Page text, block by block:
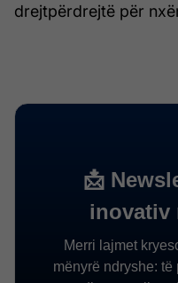
drejtpërdrejtë për